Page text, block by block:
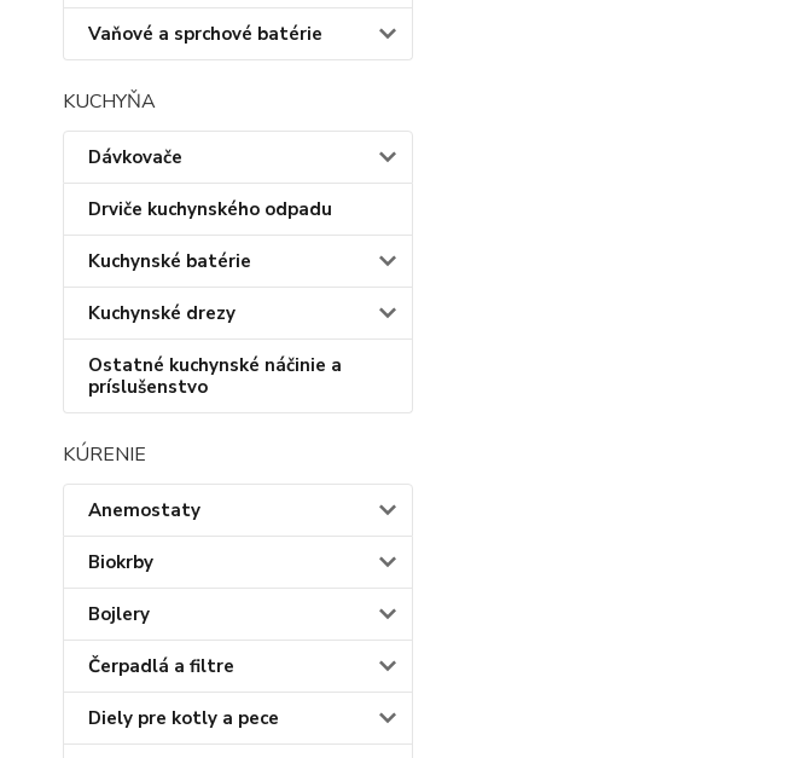
Vaňové a sprchové batérie
KUCHYŇA
Dávkovače
Drviče kuchynského odpadu
Kuchynské batérie
Kuchynské drezy
Ostatné kuchynské náčinie a
príslušenstvo
KÚRENIE
Anemostaty
Biokrby
Bojlery
Čerpadlá a filtre
Diely pre kotly a pece